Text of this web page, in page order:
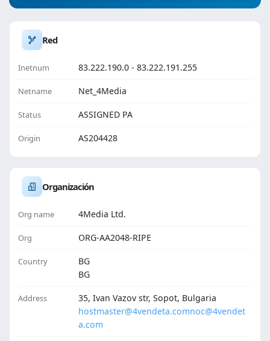
Red
Inetnum 83.222.190.0 - 83.222.191.255
Netname Net_4Media
Status ASSIGNED PA
Origin AS204428
Organización
Org name 4Media Ltd.
Org ORG-AA2048-RIPE
Country
BG
BG
Address
35, Ivan Vazov str, Sopot, Bulgaria
hostmaster@4vendeta.comnoc@4vendet
a.com